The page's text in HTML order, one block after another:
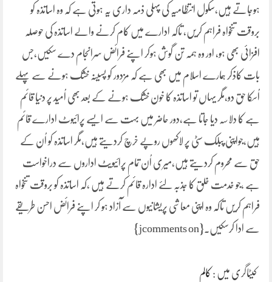
ہوجاتے ہیں،سکول انتظامیہ کی پہلی ذمہ داری یہ ہوتی ہے کہ وہ اساتذہ کو
بروقت تنخواہ فراہم کریں، تاکہ ادارے میں کام کرنے والے اساتذہ کی حوصلہ
افزائی بھی ہو، اور وہ ہمہ تن گوش ہوکر اپنے فرائض سرانجام دے سکیں،جس
بات کاذکر ہمارے اسلام میں بھی ہے کہ مزدور کو پسینہ خشک ہونے سے پہلے
اُسکا حق دو،مگر یہاں تو اساتذہ کا خون خشک ہونے کے بعد بھی اُمید پر دنیا قائم
ہے کا دلاسہ دیا جاتا ہے،دور حاضر میں بہت سے ایسے پرائیوٹ ادارے قائم
ہیں،جواپنی پبلک سٹی پر لاکھوں روپے خرچ کردیتے ہیں،مگر اساتذہ کو اُن کے
حق سے محروم کردیتے ہیں،میری اُن تمام پرائیویٹ اداروں سے دراخواست
ہے ،جو خدمت خلق کا جذبہ لئے ادارہ قائم کرتے ہیں ،کہ اساتذہ کو بروقت تنخواہ
فراہم کریں تاکہ وہ اپنی معاشی پریشانیوں سے آزاد ہو کر اپنے فرائض احسن طریقے
سے ادا کرسکیں۔{jcomments on}
کیٹاگری میں : کالم